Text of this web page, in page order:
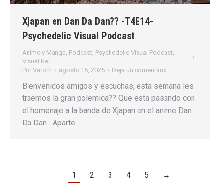
Xjapan en Dan Da Dan?? -T4E14-
Psychedelic Visual Podcast
Anime y Manga Podcast Psychedelic Visual Podcast
Visual Kei
Por Varoth agosto 15, 2025 Deja un comentario
Bienvenidos amigos y escuchas, esta semana les
traemos la gran polemica?? Que esta pasando con
el homenaje a la banda de Xjapan en el anime Dan
Da Dan Aparte…
1 2 3 4 5 →